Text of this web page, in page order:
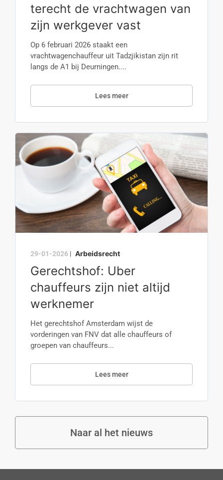
terecht de vrachtwagen van
zijn werkgever vast
Op 6 februari 2026 staakt een
vrachtwagenchauffeur uit Tadzjikistan zijn rit
langs de A1 bij Deurningen....
Lees meer
29-01-2026 | Arbeidsrecht
Gerechtshof: Uber
chauffeurs zijn niet altijd
werknemer
Het gerechtshof Amsterdam wijst de
vorderingen van FNV dat alle chauffeurs of
groepen van chauffeurs...
Lees meer
Naar al het nieuws